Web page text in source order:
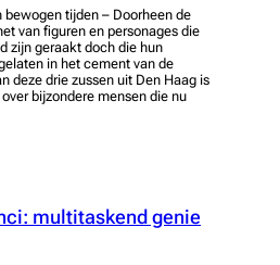
bewogen tijden – Doorheen de
van figuren en personages die
zijn geraakt doch die hun
in het cement van de
deze drie zussen uit Den Haag is
bijzondere mensen die nu
multitaskend genie